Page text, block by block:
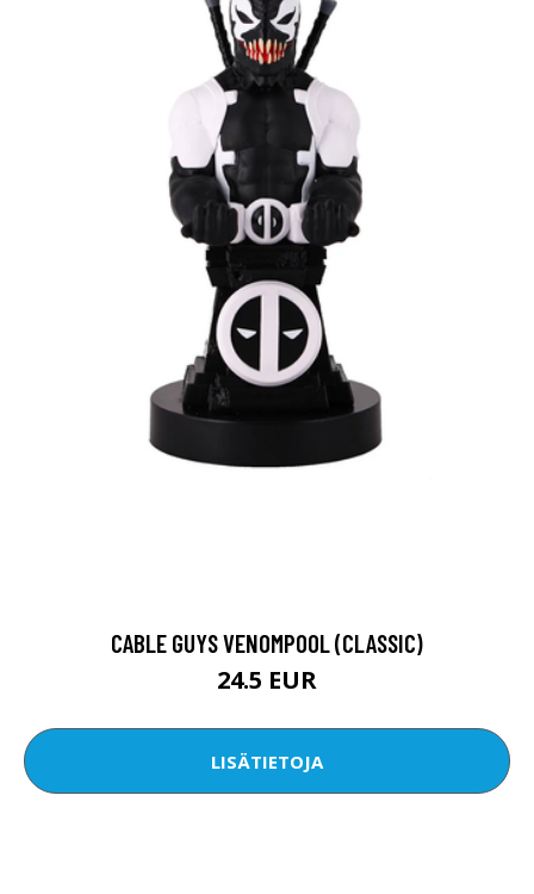
CABLE GUYS VENOMPOOL (CLASSIC)
24.5 EUR
LISÄTIETOJA